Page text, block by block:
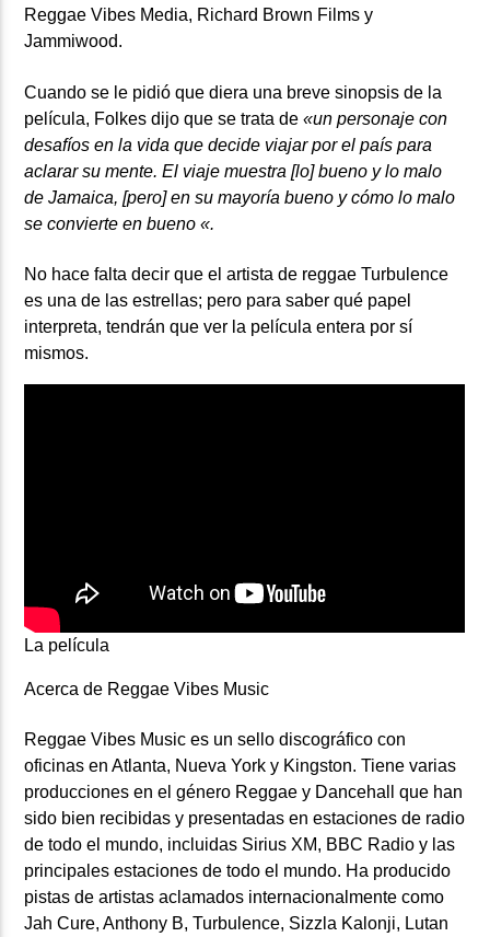
Reggae Vibes Media, Richard Brown Films y
Jammiwood.
Cuando se le pidió que diera una breve sinopsis de la
película, Folkes dijo que se trata de«un personaje con
desafíos en la vida que decide viajar por el país para
aclarar su mente. El viaje muestra [lo] bueno y lo malo
de Jamaica, [pero] en su mayoría bueno y cómo lo malo
se convierte en bueno «.
No hace falta decir que el artista de reggae Turbulence
es una de las estrellas; pero para saber qué papel
interpreta, tendrán que ver la película entera por sí
mismos.
La película
Acerca de Reggae Vibes Music
Reggae Vibes Musices un sello discográfico con
oficinas en Atlanta, Nueva York y Kingston. Tiene varias
producciones en el género Reggae y Dancehall que han
sido bien recibidas y presentadas en estaciones de radio
de todo el mundo, incluidas Sirius XM, BBC Radio y las
principales estaciones de todo el mundo. Ha producido
pistas de artistas aclamados internacionalmente como
Jah Cure, Anthony B, Turbulence, Sizzla Kalonji, Lutan